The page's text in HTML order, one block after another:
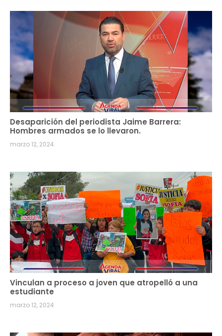
Desaparición del periodista Jaime Barrera:
Hombres armados se lo llevaron.
marzo 12, 2024
Vinculan a proceso a joven que atropelló a una
estudiante
marzo 12, 2024